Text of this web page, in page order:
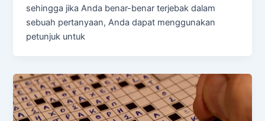
sehingga jika Anda benar-benar terjebak dalam
sebuah pertanyaan, Anda dapat menggunakan
petunjuk untuk